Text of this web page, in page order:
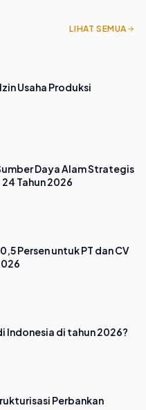
LIHAT SEMUA
Usaha Produksi
Daya Alam Strategis
24 Tahun 2026
Persen untuk PT dan CV
Indonesia di tahun 2026?
Perbankan